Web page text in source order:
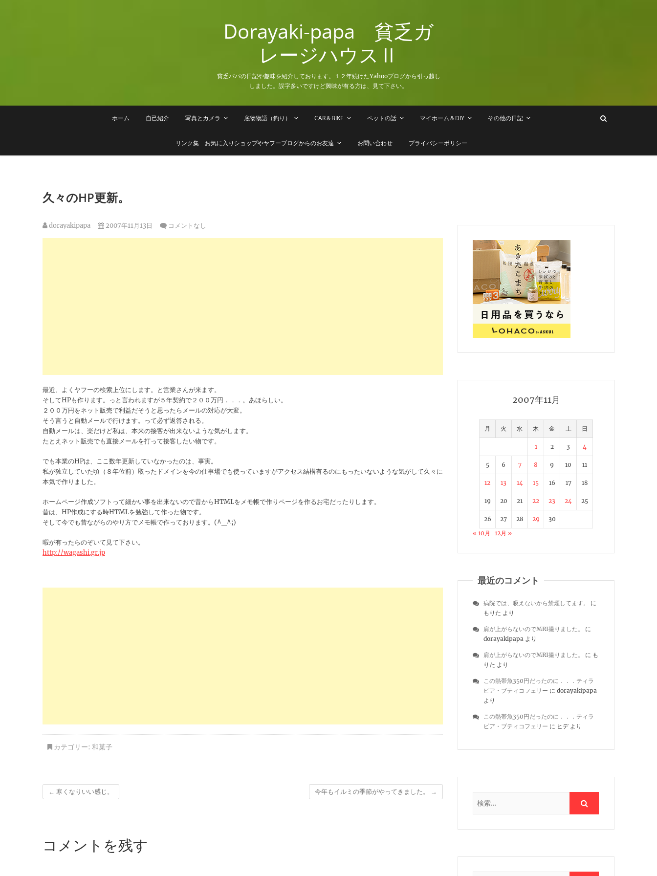
Dorayaki-papa 貧乏ガ
レージハウスⅡ
貧乏パパの日記や趣味を紹介しております。１２年続けたYahooブログから引っ越し
しました。誤字多いですけど興味が有る方は、見て下さい。
ホーム 自己紹介 写真とカメラ 底物物語（釣り） CAR＆BIKE ペットの話 マイホーム＆DIY その他の日記
リンク集 お気に入りショップやヤフーブログからのお友達 お問い合わせ プライバシーポリシー
久々のHP更新。
dorayakipapa 2007年11月13日 コメントなし
最近、よくヤフーの検索上位にします。と営業さんが来ます。
そしてHPも作ります。っと言われますが５年契約で２００万円．．．。あほらしい。
２００万円をネット販売で利益だそうと思ったらメールの対応が大変。
そう言うと自動メールで行けます。って必ず返答される。
自動メールは、楽だけど私は、本来の接客が出来ないような気がします。
たとえネット販売でも直接メールを打って接客したい物です。
でも本業のHPは、ここ数年更新していなかったのは、事実。
私が独立していた頃（８年位前）取ったドメインを今の仕事場でも使っていますがアクセス結構有るのにもったいないような気がして久々に
本気で作りました。
ホームページ作成ソフトって細かい事を出来ないので昔からHTMLをメモ帳で作りページを作るお宅だったりします。
昔は、HP作成にする時HTMLを勉強して作った物です。
そして今でも昔ながらのやり方でメモ帳で作っております。(^_^;)
暇が有ったらのぞいて見て下さい。
http://wagashi.gr.jp
カテゴリー: 和菓子
← 寒くなりいい感じ。 今年もイルミの季節がやってきました。 →
コメントを残す
2007年11月
月 火 水 木 金 土 日
1 2 3 4
5 6 7 8 9 10 11
12 13 14 15 16 17 18
19 20 21 22 23 24 25
26 27 28 29
30
« 10月
12月 »
最近のコメント
病院では、吸えないから禁煙してます。
に
もりた より
肩が上がらないのでMRI撮りました。
に
dorayakipapa より
肩が上がらないのでMRI撮りました。 に も
りた より
この熱帯魚350円だったのに．．．ティラ
ピア・ブティコフェリー に dorayakipapa
より
この熱帯魚350円だったのに．．．ティラ
ピア・ブティコフェリー に ヒデより